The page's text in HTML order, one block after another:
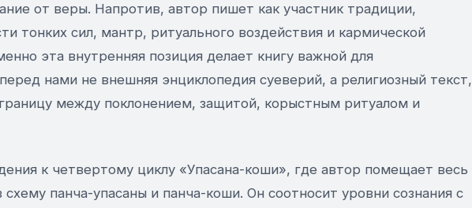
от веры. Напротив, автор пишет как участник традиции,
тонких сил, мантр, ритуального воздействия и кармической
эта внутренняя позиция делает книгу важной для
перед нами не внешняя энциклопедия суеверий, а религиозный текст,
между поклонением, защитой, корыстным ритуалом и
к четвертому циклу «Упасана-коши», где автор помещает весь
панча-упасаны и панча-коши. Он соотносит уровни сознания с